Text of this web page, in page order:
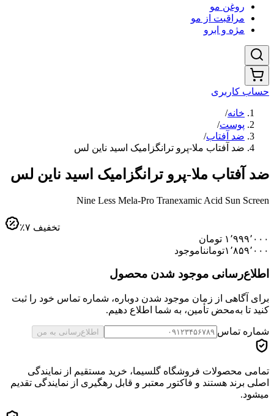
روغن مو
مراقبت از مو
مژه و ابرو
حساب کاربری
خانه/
پوست/
ضد آفتاب/
ضد آفتاب ملا-پرو ترانگزامیک اسید ناین‌ لس
ضد آفتاب ملا-پرو ترانگزامیک اسید ناین‌ لس
Nine Less Mela-Pro Tranexamic Acid Sun Screen
٪۷ تخفیف
۱٬۹۹۹٬۰۰۰ تومان
۱٬۸۵۹٬۰۰۰تومانناموجود
اطلاع‌رسانی موجود شدن محصول
برای آگاهی از زمان موجود شدن دوباره، شماره تماس خود را ثبت
کنید تا به‌محض تأمین، به شما اطلاع دهیم.
شماره تماس اطلاع‌رسانی به من
تمامی محصولات فروشگاه گلسیما، خرید مستقیم از نمایندگی
اصلی برند هستند و فاکتور معتبر و قابل رهگیری از نمایندگی تقدیم
میشود.